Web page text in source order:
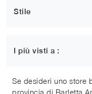
Stile
I più visti a :
Se desideri uno store
provincia di Barletta